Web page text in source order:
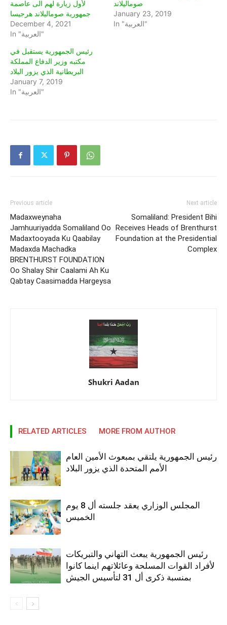
لأول زيارة لهم الى عاصمة
جمهورية صوماليلاند هرجيسا
December 4, 2021
In "العربية"
صوماليلاند
January 23, 2019
In "العربية"
رئيس الجمهورية يستقبل في
مكتبه وزير الدفاع المملكة
البريطانية الذي يزور البلاد
January 7, 2019
In "العربية"
Previous article
Madaxweynaha
Jamhuuriyadda Somaliland Oo
Madaxtooyada Ku Qaabilay
Madaxda Machadka
BRENTHURST FOUNDATION
Oo Shalay Shir Caalami Ah Ku
Qabtay Caasimadda Hargeysa
Next article
Somaliland: President Bihi
Receives Heads of Brenthurst
Foundation at the Presidential
Complex
Shukri Aadan
RELATED ARTICLES MORE FROM AUTHOR
رئيس الجمهورية يلتقي بمبعوث الأمين العام
الأمم المتحدة الذي يزور البلاد
المجلس الوزاري يعقد جلسته أل 8 يوم
الخميس
رئيس الجمهورية يبعث التهاني والتبريكات
لأفراد القوات المسلحة وعائلاتهم اينما كانوا
بمنسبة ذكرى أل 31 لتأسيس الجيش